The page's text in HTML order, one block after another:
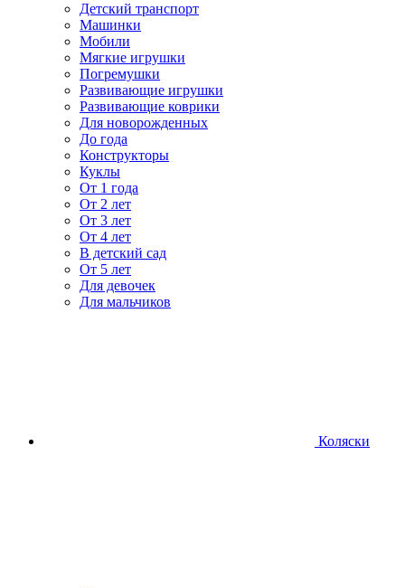
Детский транспорт
Машинки
Мобили
Мягкие игрушки
Погремушки
Развивающие игрушки
Развивающие коврики
Для новорожденных
До года
Конструкторы
Куклы
От 1 года
От 2 лет
От 3 лет
От 4 лет
В детский сад
От 5 лет
Для девочек
Для мальчиков
Коляски